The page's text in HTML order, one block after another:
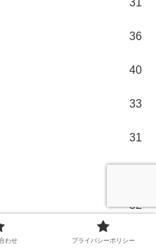
31
36
40
33
31
32
29
わせ プライバシーポリシー